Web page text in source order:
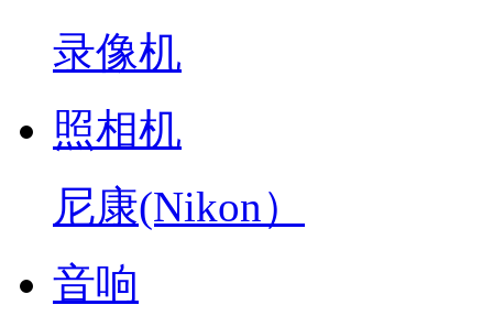
录像机
照相机
尼康(Nikon）
音响